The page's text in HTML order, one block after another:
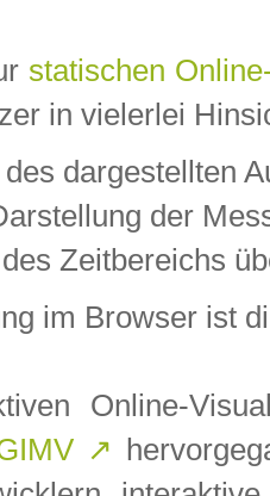
statischen
in vielerlei
dargestellten
der
Zeitbereichs
im Browser ist
Online-
↗